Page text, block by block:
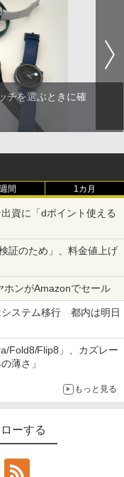
チを選ぶときに確
間 1カ月
資に「dポイント使える
証のため」、料金値上げ
ホンがAmazonでセール
システム移行 都内は明日
Fold8/Flip8」、カズレー
薄さ」
もっと見る
ーする